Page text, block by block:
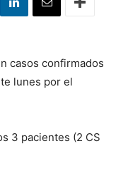
casos confirmados
lunes por el
3 pacientes (2 CS